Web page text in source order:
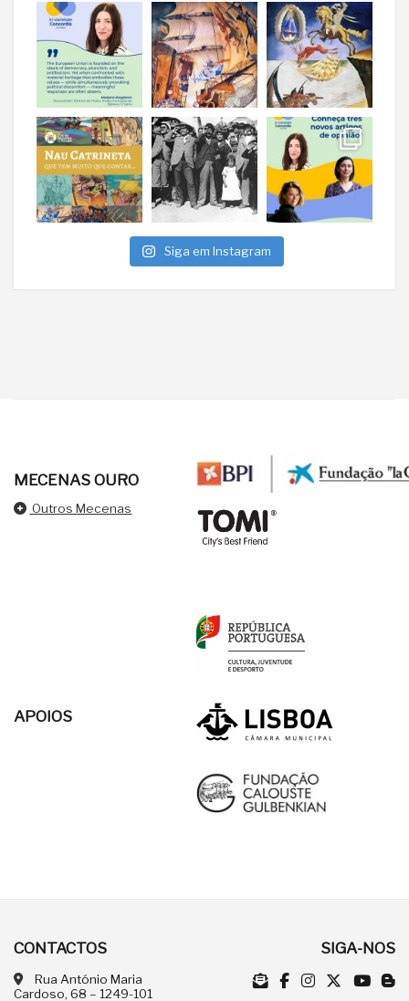
Siga em Instagram
MECENAS OURO
Outros Mecenas
APOIOS
CONTACTOS
Rua António Maria
Cardoso, 68 – 1249-101
SIGA-NOS